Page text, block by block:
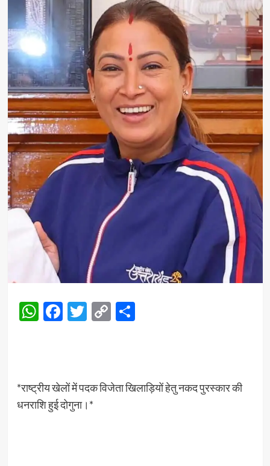
WhatsApp
Facebook
Twitter
CopyShare
*राष्ट्रीय खेलों में पदक विजेता खिलाड़ियों हेतु नकद पुरस्कार की
धनराशि हुई दोगुना।*